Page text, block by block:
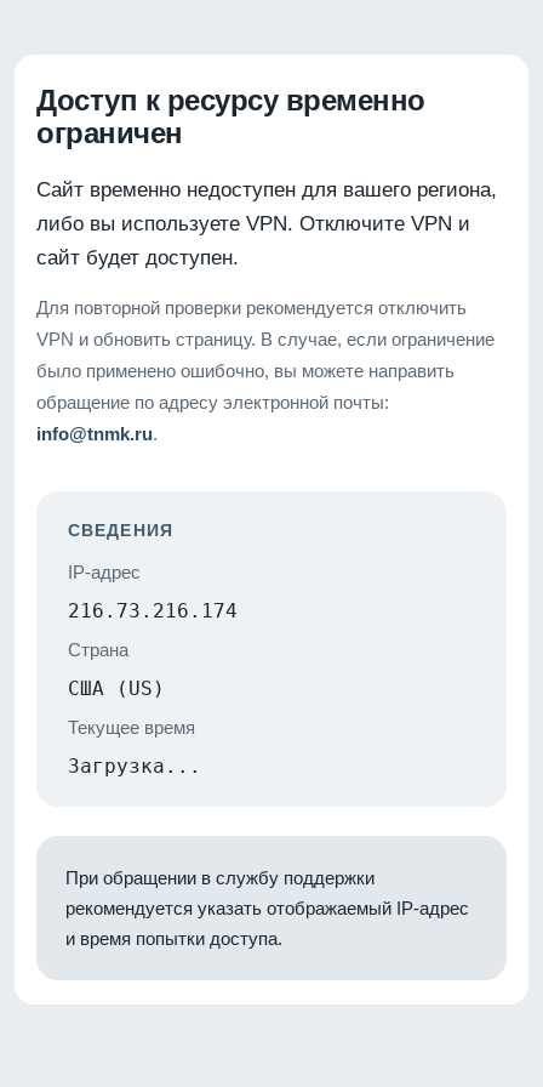
Доступ к ресурсу временно
ограничен
Сайт временно недоступен для вашего региона,
либо вы используете VPN. Отключите VPN и
сайт будет доступен.
Для повторной проверки рекомендуется отключить
VPN и обновить страницу. В случае, если ограничение
было применено ошибочно, вы можете направить
обращение по адресу электронной почты:
info@tnmk.ru.
СВЕДЕНИЯ
IP-адрес
216.73.216.174
Страна
США (US)
Текущее время
Загрузка...
При обращении в службу поддержки
рекомендуется указать отображаемый IP-адрес
и время попытки доступа.